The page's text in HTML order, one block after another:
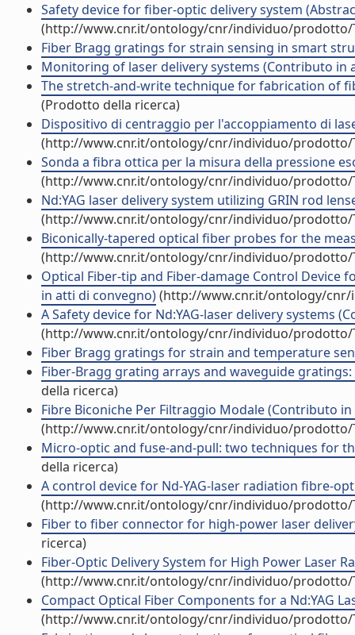
Safety device for fiber-optic delivery system
(http://www.cnr.it/ontology/cnr/individuo/prodotto/
Fiber Bragg gratings for strain sensing in smart
Monitoring of laser delivery systems (Contributo in
The stretch-and-write technique for fabrication of
(Prodotto della ricerca)
Dispositivo di centraggio per l'accoppiamento di
(http://www.cnr.it/ontology/cnr/individuo/prodotto/
Sonda a fibra ottica per la misura della pressione
(http://www.cnr.it/ontology/cnr/individuo/prodotto/
Nd:YAG laser delivery system utilizing GRIN rod
(http://www.cnr.it/ontology/cnr/individuo/prodotto/
Biconically-tapered optical fiber probes for the
(http://www.cnr.it/ontology/cnr/individuo/prodotto/
Optical Fiber-tip and Fiber-damage Control Device
in atti di convegno)(http://www.cnr.it/ontology/
A Safety device for Nd:YAG-laser delivery systems
(http://www.cnr.it/ontology/cnr/individuo/prodotto/
Fiber Bragg gratings for strain and temperature
Fiber-Bragg grating arrays and waveguide
della ricerca)
Fibre Biconiche Per Filtraggio Modale (Contributo
(http://www.cnr.it/ontology/cnr/individuo/prodotto/
Micro-optic and fuse-and-pull: two techniques for
della ricerca)
A control device for Nd-YAG-laser radiation fibre-
(http://www.cnr.it/ontology/cnr/individuo/prodotto/
Fiber to fiber connector for high-power laser
ricerca)
Fiber-Optic Delivery System for High Power Laser
(http://www.cnr.it/ontology/cnr/individuo/prodotto/
Compact Optical Fiber Components for a Nd:YAG
(http://www.cnr.it/ontology/cnr/individuo/prodotto/